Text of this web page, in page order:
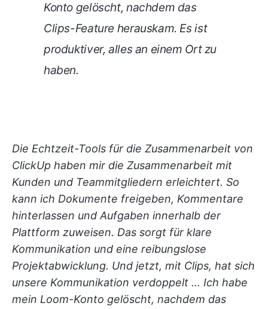
Konto gelöscht, nachdem das
Clips-Feature herauskam. Es ist
produktiver, alles an einem Ort zu
haben.
Die Echtzeit-Tools für die Zusammenarbeit von
ClickUp haben mir die Zusammenarbeit mit
Kunden und Teammitgliedern erleichtert. So
kann ich Dokumente freigeben, Kommentare
hinterlassen und Aufgaben innerhalb der
Plattform zuweisen. Das sorgt für klare
Kommunikation und eine reibungslose
Projektabwicklung. Und jetzt, mit Clips, hat sich
unsere Kommunikation verdoppelt … Ich habe
mein Loom-Konto gelöscht, nachdem das